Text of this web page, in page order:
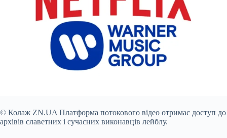
© Колаж ZN.UA Платформа потокового відео отримає доступ до
архівів славетних і сучасних виконавців лейблу.